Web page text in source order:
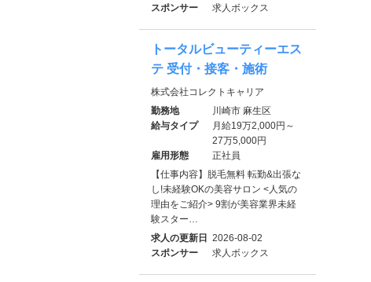
スポンサー
求人ボックス
トータルビューティーエス
テ 受付・接客・施術
株式会社コレクトキャリア
勤務地
川崎市 麻生区
給与タイプ
月給19万2,000円～
27万5,000円
雇用形態
正社員
【仕事内容】脱毛無料 転勤&出張な
し!未経験OKの美容サロン <人気の
理由をご紹介> 9割が美容業界未経
験スター…
求人の更新日
2026-08-02
スポンサー
求人ボックス